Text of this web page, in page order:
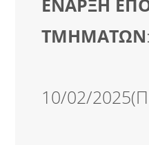
ΕΝΑΡΞΗ
ΤΜΗΜΑΤΩΝ:
10/02/